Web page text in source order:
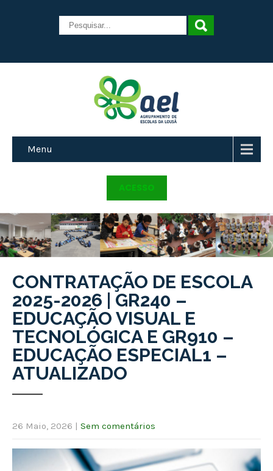
Menu
ACESSO
CONTRATAÇÃO DE ESCOLA
2025-2026 | GR240 –
EDUCAÇÃO VISUAL E
TECNOLÓGICA E GR910 –
EDUCAÇÃO ESPECIAL1 –
ATUALIZADO
26 Maio, 2026 | Sem comentários